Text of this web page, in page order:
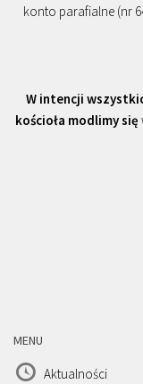
konto parafialne (nr
W intencji
kościoła modlimy się
MENU
Aktualności